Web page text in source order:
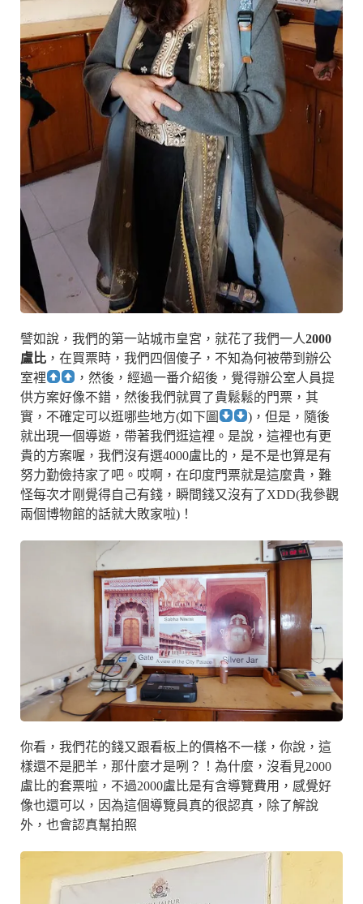
譬如說，我們的第一站城市皇宮，就花了我們一人2000
盧比 ，在買票時，我們四個傻子，不知為何被帶到辦公
室裡
，然後，經過一番介紹後，覺得辦公室人員提
供方案好像不錯，然後我們就買了貴鬆鬆的門票，其
實，不確定可以逛哪些地方(如下圖
)，但是，隨後
就出現一個導遊，帶著我們逛這裡。是說，這裡也有更
貴的方案喔，我們沒有選4000盧比的，是不是也算是有
努力勤儉持家了吧。哎啊，在印度門票就是這麼貴，難
怪每次才剛覺得自己有錢，瞬間錢又沒有了XDD(我參觀
兩個博物館的話就大敗家啦)！
你看，我們花的錢又跟看板上的價格不一樣，你說，這
樣還不是肥羊，那什麼才是咧？！為什麼，沒看見2000
盧比的套票啦，不過2000盧比是有含導覽費用，感覺好
像也還可以，因為這個導覽員真的很認真，除了解說
外，也會認真幫拍照